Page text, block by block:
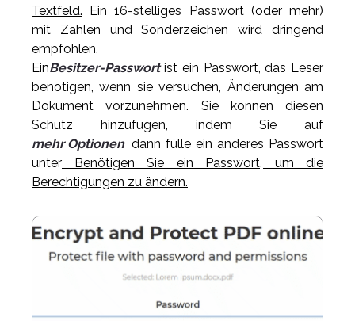
Textfeld. Ein 16-stelliges Passwort (oder mehr)
mit Zahlen und Sonderzeichen wird dringend
empfohlen.
EinBesitzer-Passwort ist ein Passwort, das Leser
benötigen, wenn sie versuchen, Änderungen am
Dokument vorzunehmen. Sie können diesen
Schutz hinzufügen, indem Sie auf
mehr Optionen dann fülle ein anderes Passwort
unter Benötigen Sie ein Passwort, um die
Berechtigungen zu ändern.